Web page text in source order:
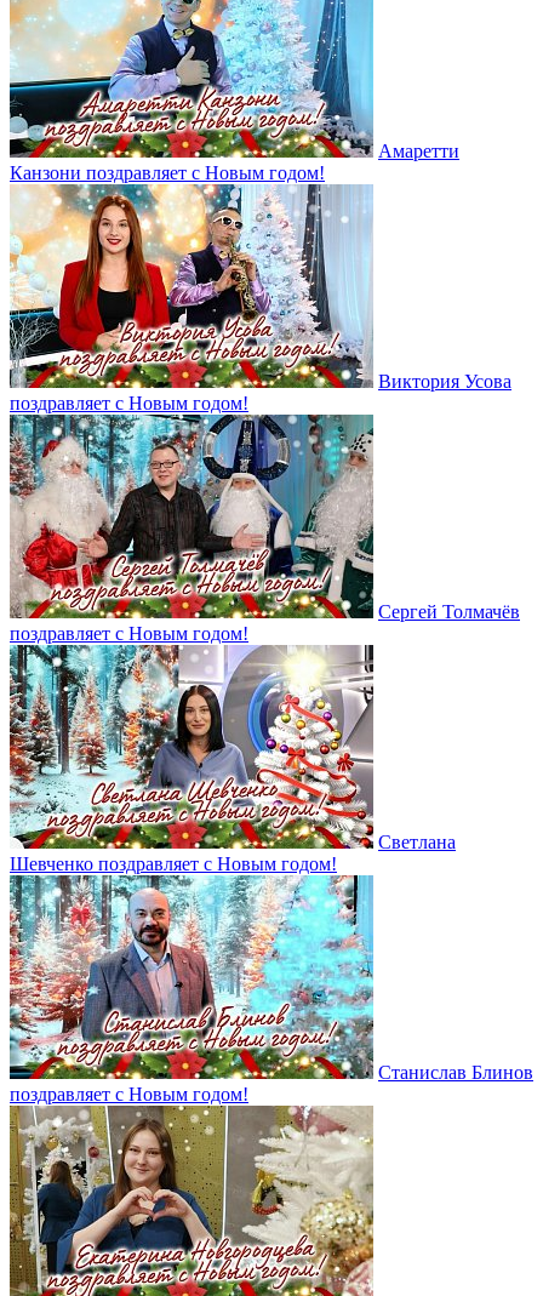
Амаретти
Канзони поздравляет с Новым годом!
Виктория Усова
поздравляет с Новым годом!
Сергей Толмачёв
поздравляет с Новым годом!
Светлана
Шевченко поздравляет с Новым годом!
Станислав Блинов
поздравляет с Новым годом!